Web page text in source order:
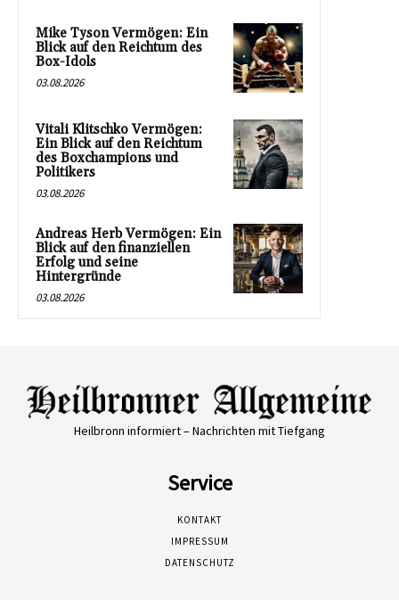
Mike Tyson Vermögen: Ein
Blick auf den Reichtum des
Box-Idols
03.08.2026
Vitali Klitschko Vermögen:
Ein Blick auf den Reichtum
des Boxchampions und
Politikers
03.08.2026
Andreas Herb Vermögen: Ein
Blick auf den finanziellen
Erfolg und seine
Hintergründe
03.08.2026
Heilbronn informiert – Nachrichten mit Tiefgang
Service
KONTAKT
IMPRESSUM
DATENSCHUTZ